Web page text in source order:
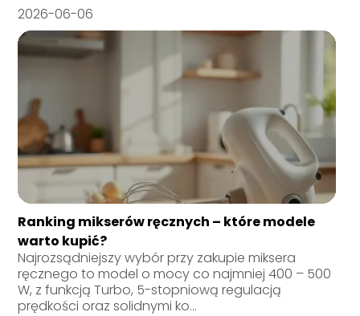
2026-06-06
Ranking mikserów ręcznych – które modele
warto kupić?
Najrozsądniejszy wybór przy zakupie miksera
ręcznego to model o mocy co najmniej 400 – 500
W, z funkcją Turbo, 5-stopniową regulacją
prędkości oraz solidnymi ko...